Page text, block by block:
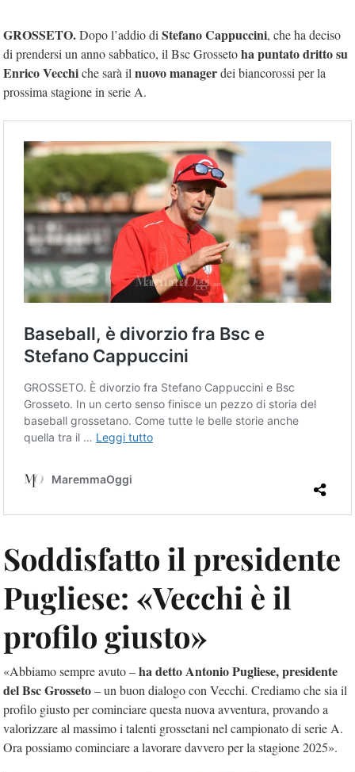
GROSSETO.Dopo l’addio di Stefano Cappuccini, che ha deciso
di prendersi un anno sabbatico, il Bsc Grossetoha puntato dritto su
Enrico Vecchiche sarà il nuovo managerdei biancorossi per la
prossima stagione in serie A.
Soddisfatto il presidente
Pugliese: «Vecchi è il
profilo giusto»
«Abbiamo sempre avuto –ha detto Antonio Pugliese, presidente
del Bsc Grosseto– un buon dialogo con Vecchi. Crediamo che sia il
profilo giusto per cominciare questa nuova avventura, provando a
valorizzare al massimo i talenti grossetani nel campionato di serie A.
Ora possiamo cominciare a lavorare davvero per la stagione 2025».